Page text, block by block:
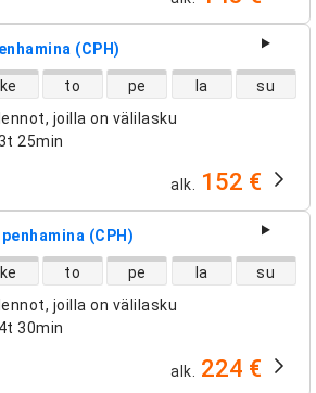
(CPH)
joilla on välilasku
25min
ke to pe la su
alk. 152 €
(CPH)
joilla on välilasku
4t 30min
ke to pe la su
alk. 224 €